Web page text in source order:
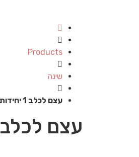
Products
שינה
עצם לכלב 1 יחידות
עצם לכלב 1 יחידות